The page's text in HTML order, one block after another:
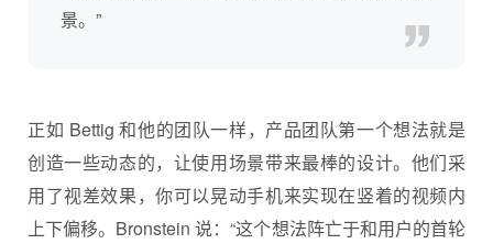
景。”
正如 Bettig 和他的团队一样，产品团队第一个想法就是
创造一些动态的，让使用场景带来最棒的设计。他们采
用了视差效果，你可以晃动手机来实现在竖着的视频内
上下偏移。Bronstein 说：“这个想法阵亡于和用户的首轮